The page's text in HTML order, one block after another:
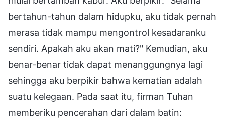
bertahun-tahun dalam hidupku, aku tidak pernah
merasa tidak mampu mengontrol kesadaranku
sendiri. Apakah aku akan mati?" Kemudian, aku
benar-benar tidak dapat menanggungnya lagi
sehingga aku berpikir bahwa kematian adalah
suatu kelegaan. Pada saat itu, firman Tuhan
memberiku pencerahan dari dalam batin: